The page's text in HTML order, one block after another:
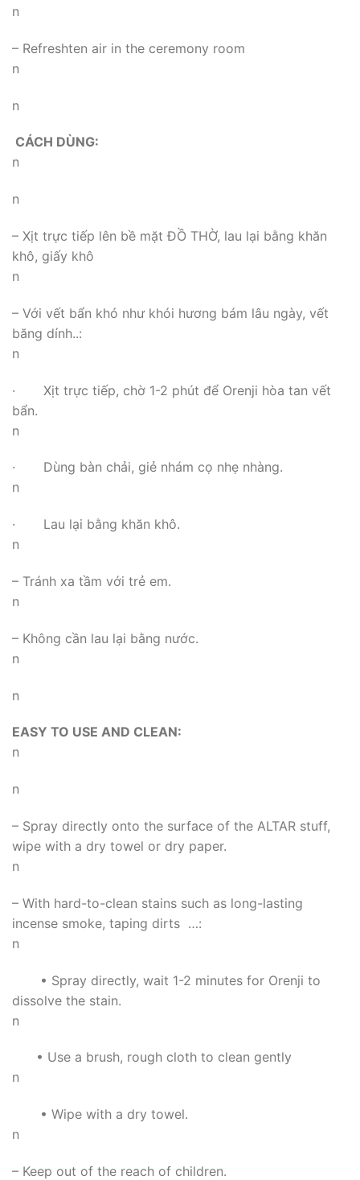
n
– Refreshten air in the ceremony room
n
n
CÁCH DÙNG:
n
n
– Xịt trực tiếp lên bề mặt ĐỒ THỜ, lau lại bằng khăn
khô, giấy khô
n
– Với vết bẩn khó như khói hương bám lâu ngày, vết
băng dính..:
n
· Xịt trực tiếp, chờ 1-2 phút để Orenji hòa tan vết
bẩn.
n
· Dùng bàn chải, giẻ nhám cọ nhẹ nhàng.
n
· Lau lại bằng khăn khô.
n
– Tránh xa tầm với trẻ em.
n
– Không cần lau lại bằng nước.
n
n
EASY TO USE AND CLEAN:
n
n
– Spray directly onto the surface of the ALTAR stuff,
wipe with a dry towel or dry paper.
n
– With hard-to-clean stains such as long-lasting
incense smoke, taping dirts …:
n
• Spray directly, wait 1-2 minutes for Orenji to
dissolve the stain.
n
• Use a brush, rough cloth to clean gently
n
• Wipe with a dry towel.
n
– Keep out of the reach of children.